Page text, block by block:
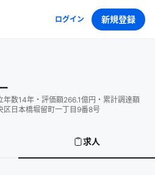
ログイン 新規登録
年数14年 ・ 評価額266.1億円 ・ 累計調達額
区日本橋堀留町一丁目9番8号
求人